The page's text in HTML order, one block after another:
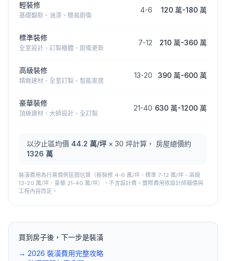
輕裝修
基礎翻新、油漆、簡易廚衛
4-6 120 萬-180 萬
標準裝修
全室設計、訂製櫃體、廚衛更新
7-12 210 萬-360 萬
高級裝修
精緻建材、全室訂製、智能家居
13-20 390 萬-600 萬
豪華裝修
頂級建材、大師設計、全訂製
21-40 630 萬-1200 萬
以汐止區均價 44.2 萬/坪 × 30 坪計算， 房屋總價約
1326 萬
裝潢費用為行業慣例區間估算（輕裝修 4-6 萬/坪、標準 7-12 萬/坪、高級
13-20 萬/坪、豪華 21-40 萬/坪），不含設計費。實際費用依設計師報價與
工程內容而定。
買到房子後，下一步是裝潢
→ 2026 裝潢費用完整攻略